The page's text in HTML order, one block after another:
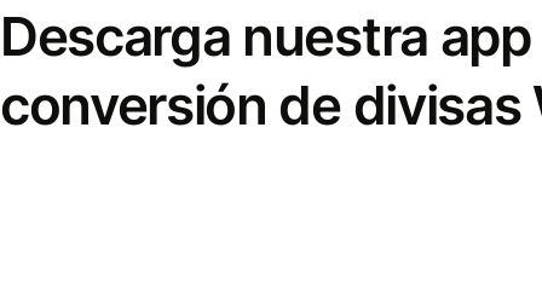
Descarga nuestra
conversión de divisas